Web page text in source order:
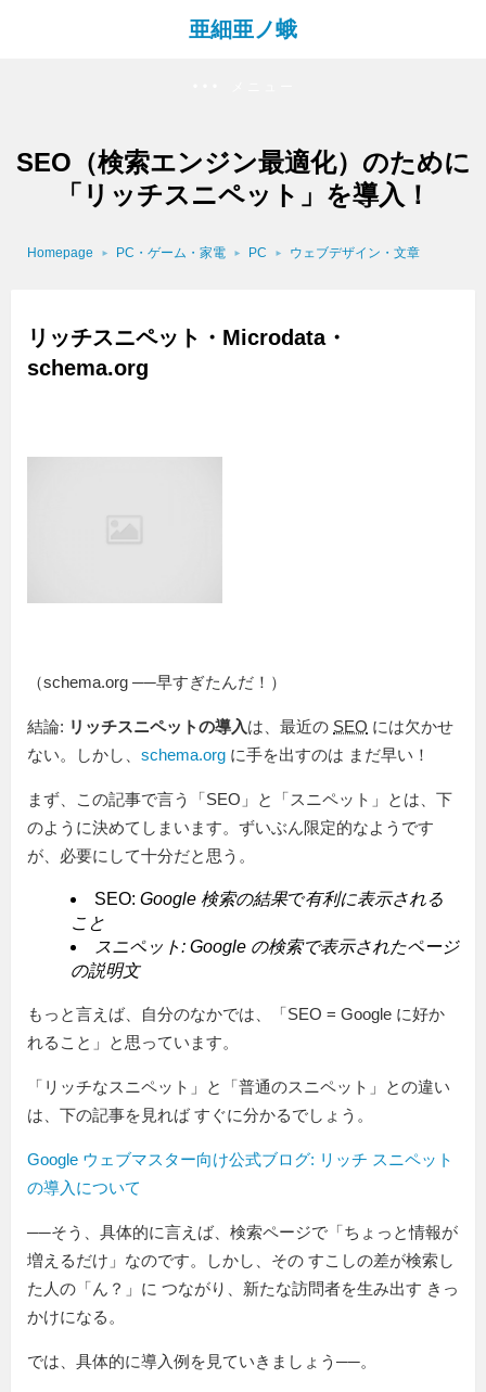
亜細亜ノ蛾
SEO（検索エンジン最適化）のために
「リッチスニペット」を導入！
Homepage PC・ゲーム・家電 PC ウェブデザイン・文章
リッチスニペット・Microdata・
schema.org
（schema.org ──早すぎたんだ！）
結論: リッチスニペットの導入は、最近の SEO には欠かせ
ない。しかし、 schema.org に手を出すのは まだ早い！
まず、この記事で言う「SEO」と「スニペット」とは、下
のように決めてしまいます。ずいぶん限定的なようです
が、必要にして十分だと思う。
SEO: Google 検索の結果で有利に表示される
こと
スニペット: Google の検索で表示されたページ
の説明文
もっと言えば、自分のなかでは、「SEO = Google に好か
れること」と思っています。
「リッチなスニペット」と「普通のスニペット」との違い
は、下の記事を見れば すぐに分かるでしょう。
Google ウェブマスター向け公式ブログ: リッチ スニペット
の導入について
──そう、具体的に言えば、検索ページで「ちょっと情報が
増えるだけ」なのです。しかし、その すこしの差が検索し
た人の「ん？」に つながり、新たな訪問者を生み出す きっ
かけになる。
では、具体的に導入例を見ていきましょう──。